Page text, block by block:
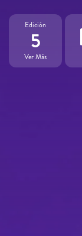
Edición
5
Ver Más